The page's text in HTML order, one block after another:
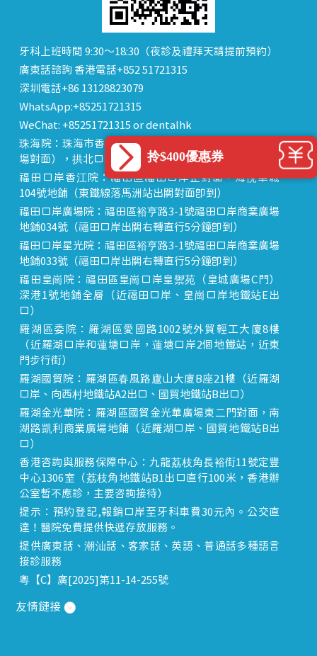
牙科上班時間 9:30～18:30（夜診及禮拜天請提前預約）
廣東話諮詢 香港電話+852 51721315
深圳電話+86 13128823079
WhatsApp:+85251721315
WeChat: +85251721315 or dentalhk
珠海院：珠海市香洲區 拱北中建商業大廈 15樓（迎賓廣
場對面），拱北口岸步行8分鐘直達
福田口岸香江院：福田區福田口岸正對面，海悅華城
104號地鋪（東鐵線落馬洲站出關對面即到）
福田口岸廣場院：福田區裕亨路3-1號福田口岸商業廣場
地鋪034號（福田口岸出關右轉直行5分鐘即到）
福田口岸星光院：福田區裕亨路3-1號福田口岸商業廣場
地鋪033號（福田口岸出關右轉直行5分鐘即到）
福田皇崗院：福田區皇崗口岸皇禦苑（皇城廣場C門）
深港1號地鋪全層（近福田口岸、皇崗口岸地鐵站E出
口）
羅湖區委院：羅湖區愛國路1002號外貿輕工大廈8樓
（近羅湖口岸和蓮塘口岸，蓮塘口岸2個地鐵站，近東
門步行街）
羅湖國貿院：羅湖區春風路廬山大廈B座21樓（近羅湖
口岸、向西村地鐵站A2出口、國貿地鐵站B出口）
羅湖金光華院：羅湖區國貿金光華廣場東二門對面，南
湖路凱利商業廣場地鋪（近羅湖口岸、國貿地鐵站B出
口）
香港咨詢與服務保障中心：九龍荔枝角長裕街11號定豐
中心1306室（荔枝角地鐵站B1出口直行100米，香港辦
公室暫不應診，主要咨詢接待）
提示：預約登記,報銷口岸至牙科車費30元內。公交直
達！醫院免費提供快遞存放服務。
提供廣東話、潮汕話、客家話、英語、普通話多種語言
接診服務
粵【C】廣[2025]第11-14-255號
友情鏈接
拎$400優惠券